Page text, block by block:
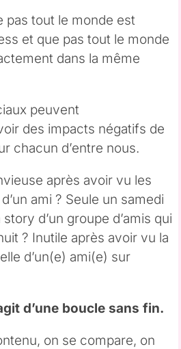
pas tout le monde est
et que pas tout le monde
dans la même
peuvent
des impacts négatifs de
chacun d’entre nous.
après avoir vu les
ami ? Seule un samedi
d’un groupe d’amis qui
? Inutile après avoir vu la
d’un(e) ami(e) sur
d’une boucle sans fin.
on se compare, on